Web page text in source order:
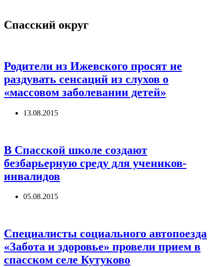
Спасский округ
Родители из Ижевского просят не
раздувать сенсаций из слухов о
«массовом заболевании детей»
13.08.2015
В Спасской школе создают
безбарьерную среду для учеников-
инвалидов
05.08.2015
Специалисты социального автопоезда
«Забота и здоровье» провели прием в
спасском селе Кутуково